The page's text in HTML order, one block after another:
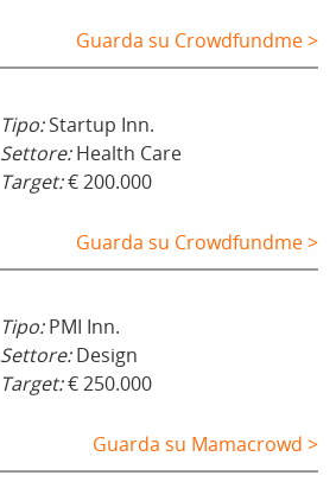
Guarda su Crowdfundme >
Tipo:Startup Inn.
Settore:Health Care
Target:€ 200.000
Guarda su Crowdfundme >
Tipo:PMI Inn.
Settore:Design
Target:€ 250.000
Guarda su Mamacrowd >